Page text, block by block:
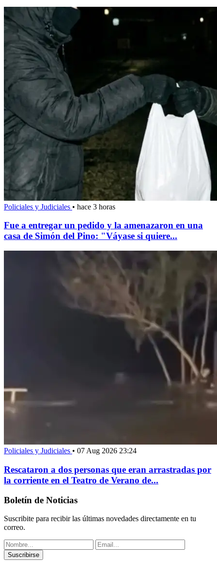
Policiales y Judiciales • hace 3 horas
Fue a entregar un pedido y la amenazaron en una
casa de Simón del Pino: "Váyase si quiere...
Policiales y Judiciales • 07 Aug 2026 23:24
Rescataron a dos personas que eran arrastradas por
la corriente en el Teatro de Verano de...
Boletín de Noticias
Suscribite para recibir las últimas novedades directamente en tu
correo.
Suscribirse